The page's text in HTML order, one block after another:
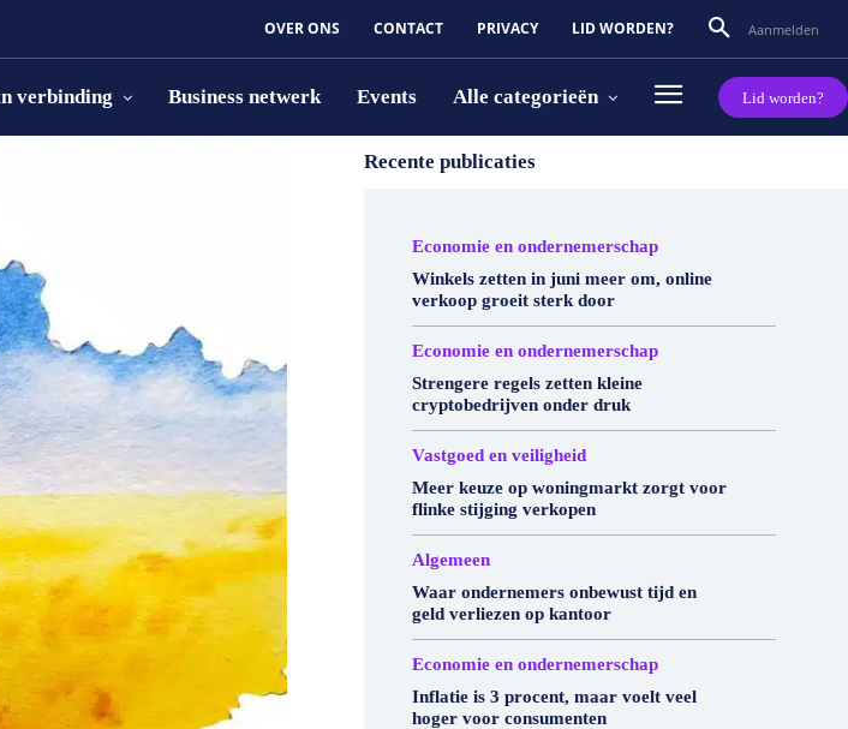
OVER ONS CONTACT PRIVACY LID WORDEN? Aanmelden
verbinding Business netwerk Events Alle categorieën Lid worden?
Recente publicaties
Economie en ondernemerschap
Winkels zetten in juni meer om, online
verkoop groeit sterk door
Economie en ondernemerschap
Strengere regels zetten kleine
cryptobedrijven onder druk
Vastgoed en veiligheid
Meer keuze op woningmarkt zorgt voor
flinke stijging verkopen
Algemeen
Waar ondernemers onbewust tijd en
geld verliezen op kantoor
Economie en ondernemerschap
Inflatie is 3 procent, maar voelt veel
hoger voor consumenten